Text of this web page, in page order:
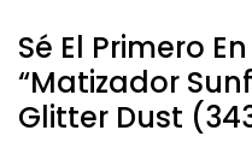
Sé El Primero
“Matizador
Glitter Dust